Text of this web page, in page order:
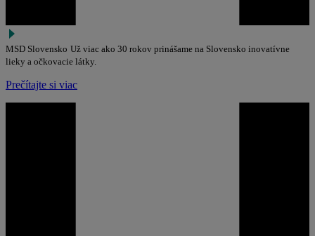
MSD Slovensko Už viac ako 30 rokov prinášame na Slovensko inovatívne
lieky a očkovacie látky.
Prečítajte si viac